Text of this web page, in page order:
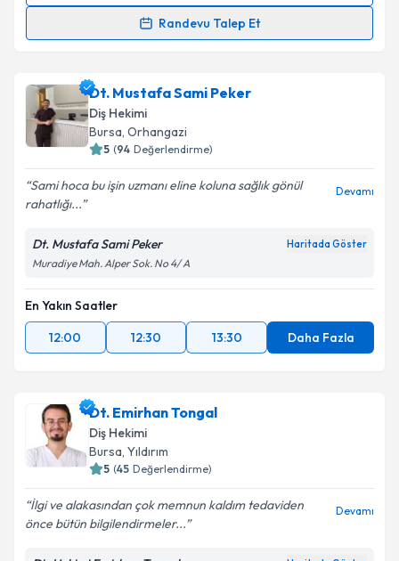
Randevu Talep Et
için bir takvim hazırlandığında e-posta ile
bilgilendireceğiz.
E-posta Adresiniz
Metni'ni okudum ve kişisel verilerimin belirtilen
kapsamda işlenmesini kabul ediyorum.
Takvim Talebini Gönder
Dt. Mustafa Sami Peker
Diş Hekimi
Bursa, Orhangazi
5 (94 Değerlendirme)
Sami hoca bu işin uzmanı eline koluna sağlık gönül
rahatlığı...
Devamı
Dt. Mustafa Sami Peker Haritada Göster
Muradiye Mah. Alper Sok. No 4/ A
En Yakın Saatler
12:00
12:30 13:30 Daha Fazla
Dt. Emirhan Tongal
Diş Hekimi
Bursa, Yıldırım
5 (45 Değerlendirme)
İlgi ve alakasından çok memnun kaldım tedaviden
önce bütün bilgilendirmeler...
Devamı